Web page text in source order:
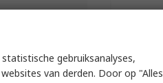
gebruiksanalyses,
van derden. Door op "Alles